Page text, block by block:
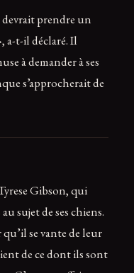
prendre un
a-t-il déclaré. Il
à demander à ses
s’approcherait de
Gibson, qui
sujet de ses chiens.
se vante de leur
de ce dont ils sont